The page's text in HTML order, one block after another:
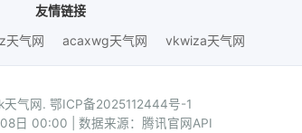
友情链接
天气网 acaxwg天气网 vkwiza天气网
气网. 鄂ICP备2025112444号-1
日 00:00 | 数据来源：腾讯官网API